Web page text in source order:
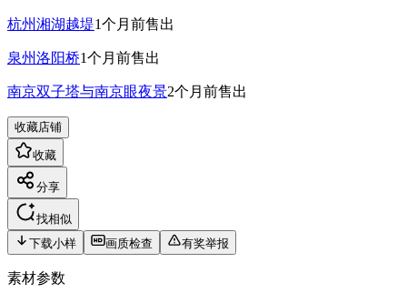
杭州湘湖越堤1个月前售出
泉州洛阳桥1个月前售出
南京双子塔与南京眼夜景2个月前售出
收藏店铺
收藏
分享
找相似
下载小样
画质检查 有奖举报
素材参数